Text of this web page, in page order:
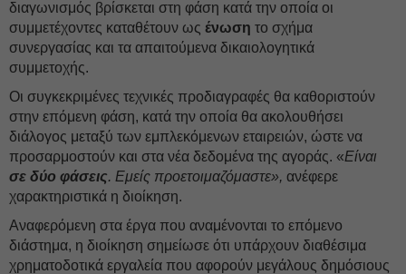
διαγωνισμός βρίσκεται στη φάση κατά την οποία οι
συμμετέχοντες καταθέτουν ως ένωση το σχήμα
συνεργασίας και τα απαιτούμενα δικαιολογητικά
συμμετοχής.
Οι συγκεκριμένες τεχνικές προδιαγραφές θα καθοριστούν
στην επόμενη φάση, κατά την οποία θα ακολουθήσει
διάλογος μεταξύ των εμπλεκόμενων εταιρειών, ώστε να
προσαρμοστούν και στα νέα δεδομένα της αγοράς. «Είναι
σε δύο φάσεις. Εμείς προετοιμαζόμαστε», ανέφερε
χαρακτηριστικά η διοίκηση.
Αναφερόμενη στα έργα που αναμένονται το επόμενο
διάστημα, η διοίκηση σημείωσε ότι υπάρχουν διαθέσιμα
χρηματοδοτικά εργαλεία που αφορούν μεγάλους δημόσιους